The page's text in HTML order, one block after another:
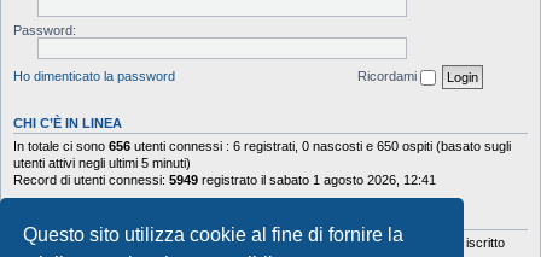
Questo sito utilizza cookie al fine di fornire la
Password:
Ho dimenticato la password Ricordami
CHI C’È IN LINEA
In totale ci sono 656 utenti connessi : 6 registrati, 0 nascosti e 650 ospiti (basato sugli
utenti attivi negli ultimi 5 minuti)
Record di utenti connessi: 5949 registrato il sabato 1 agosto 2026, 12:41
Totale messaggi103644• Totale argomenti 9878• Totale iscritti 5630
• Ultimo iscritto